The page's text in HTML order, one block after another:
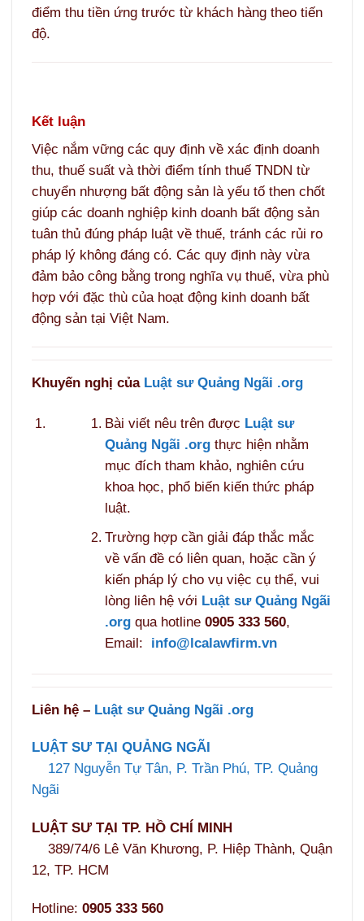
điểm thu tiền ứng trước từ khách hàng theo tiến
độ.
Kết luận
Việc nắm vững các quy định về xác định doanh
thu, thuế suất và thời điểm tính thuế TNDN từ
chuyển nhượng bất động sản là yếu tố then chốt
giúp các doanh nghiệp kinh doanh bất động sản
tuân thủ đúng pháp luật về thuế, tránh các rủi ro
pháp lý không đáng có. Các quy định này vừa
đảm bảo công bằng trong nghĩa vụ thuế, vừa phù
hợp với đặc thù của hoạt động kinh doanh bất
động sản tại Việt Nam.
Khuyến nghị của Luật sư Quảng Ngãi .org
Bài viết nêu trên được Luật sư
Quảng Ngãi .orgthực hiện nhằm
mục đích tham khảo, nghiên cứu
khoa học, phổ biến kiến thức pháp
luật.
Trường hợp cần giải đáp thắc mắc
về vấn đề có liên quan, hoặc cần ý
kiến pháp lý cho vụ việc cụ thể, vui
lòng liên hệ với Luật sư Quảng Ngãi
.orgqua hotline 0905 333 560,
Email: info@lcalawfirm.vn
Liên hệ – Luật sư Quảng Ngãi .org
LUẬT SƯ TẠI QUẢNG NGÃI
127 Nguyễn Tự Tân, P. Trần Phú, TP. Quảng
Ngãi
LUẬT SƯ TẠI TP. HỒ CHÍ MINH
389/74/6 Lê Văn Khương, P. Hiệp Thành, Quận
12, TP. HCM
Hotline: 0905 333 560